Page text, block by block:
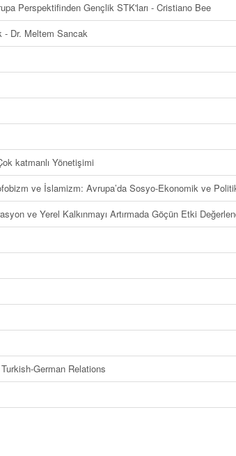
Perspektifinden Gençlik STK'ları - Cristiano Bee
- Dr. Meltem Sancak
katmanlı Yönetişimi
ve İslamizm: Avrupa’da Sosyo-Ekonomik ve
ve Yerel Kalkınmayı Artırmada Göçün Etki
German Relations